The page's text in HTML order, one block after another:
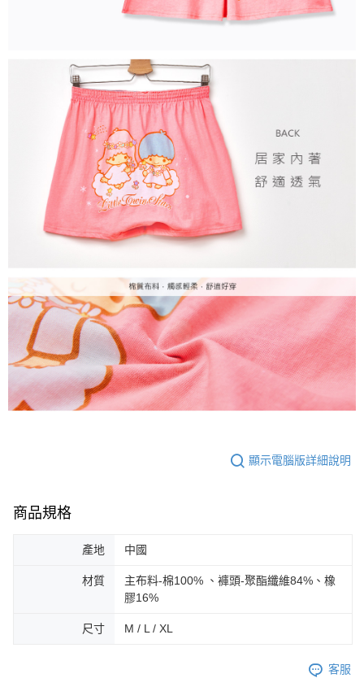
每筆NT$80，滿NT$859(含以上)免運費
每筆NT$85，滿NT$859(含以上)免運費
顯示電腦版詳細說明
商品規格
產地 中國
材質
主布料-棉100% 、褲頭-聚酯纖維84%、橡
膠16%
尺寸 M / L / XL
客服